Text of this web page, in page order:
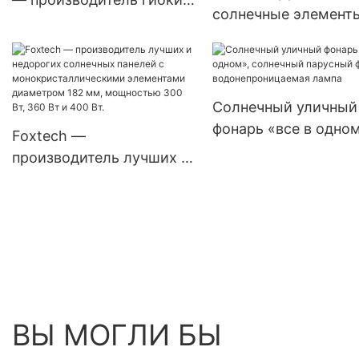
микроинвертором и
балконными системами,
Китай.
солнечные
Type 16BB
590 Вт, 620 Вт, 630
650 Вт, двусторонние
модули с двумя
Foxtech —
производитель лучших и
Солнечный уличный
фонарь «все в
ВЫ МОГЛИ БЫ